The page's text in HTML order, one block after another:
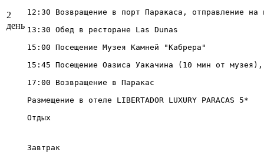
2
день
12:30 Возвращение в порт Паракаса, отправление
13:30 Обед в ресторане Las Dunas
15:00 Посещение Музея Камней "Кабрера"
15:45 Посещение Оазиса Уакачина (10 мин от
17:00 Возвращение в Паракас
Размещение в отеле LIBERTADOR LUXURY PARACAS 5*
Отдых
Завтрак